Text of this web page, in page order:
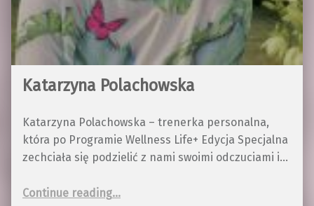
Katarzyna Polachowska
Katarzyna Polachowska – trenerka personalna,
która po Programie Wellness Life+ Edycja Specjalna
zechciała się podzielić z nami swoimi odczuciami i…
Continue reading…